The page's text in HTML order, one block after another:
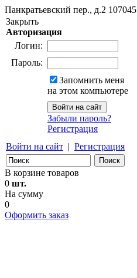
Панкратьевский пер., д.2 107045
Закрыть
Авторизация
Логин:
Пароль:
Запомнить меня
на этом компьютере
Забыли пароль?
Регистрация
Войти на сайт | Регистрация
В корзине товаров
0 шт.
На сумму
0
Оформить заказ